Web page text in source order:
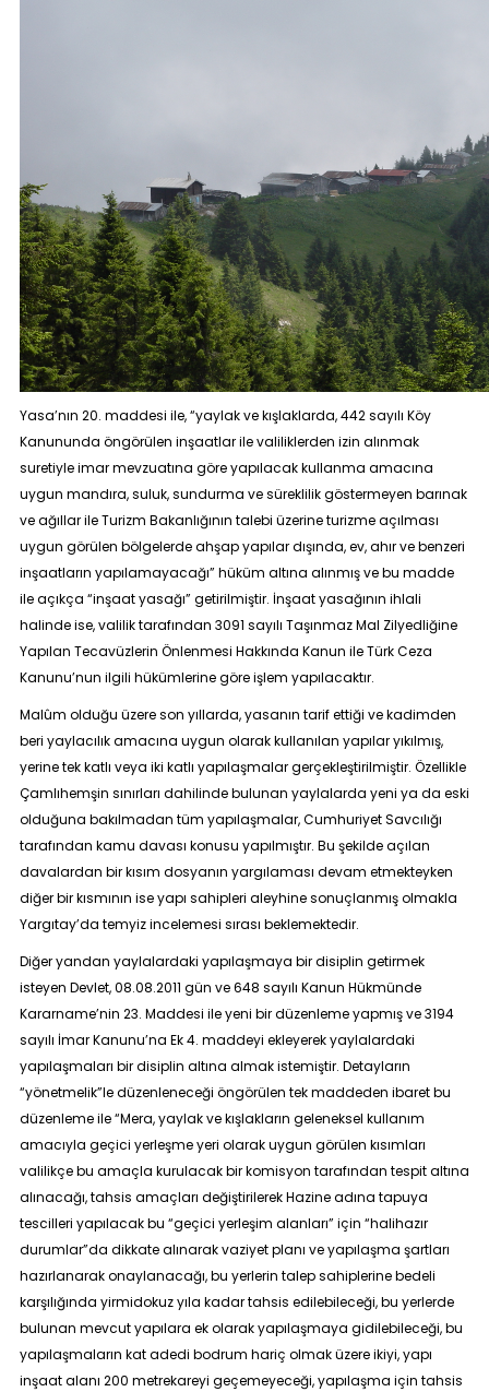
Yasa’nın 20. maddesi ile,“yaylak ve kışlaklarda, 442 sayılı Köy
Kanununda öngörülen inşaatlar ile valiliklerden izin alınmak
suretiyle imar mevzuatına göre yapılacak kullanma amacına
uygun mandıra, suluk, sundurma ve süreklilik göstermeyen barınak
ve ağıllar ile Turizm Bakanlığının talebi üzerine turizme açılması
uygun görülen bölgelerde ahşap yapılar dışında, ev, ahır ve benzeri
inşaatların yapılamayacağı” hüküm altına alınmış ve bu madde
ile açıkça “inşaat yasağı” getirilmiştir. İnşaat yasağının ihlali
halinde ise, valilik tarafından 3091 sayılı Taşınmaz Mal Zilyedliğine
Yapılan Tecavüzlerin Önlenmesi Hakkında Kanun ile Türk Ceza
Kanunu’nun ilgili hükümlerine göre işlem yapılacaktır.
Malûm olduğu üzere son yıllarda, yasanın tarif ettiği ve kadimden
beri yaylacılık amacına uygun olarak kullanılan yapılar yıkılmış,
yerine tek katlı veya iki katlı yapılaşmalar gerçekleştirilmiştir. Özellikle
Çamlıhemşin sınırları dahilinde bulunan yaylalarda yeni ya da eski
olduğuna bakılmadan tüm yapılaşmalar, Cumhuriyet Savcılığı
tarafından kamu davası konusu yapılmıştır. Bu şekilde açılan
davalardan bir kısım dosyanın yargılaması devam etmekteyken
diğer bir kısmının ise yapı sahipleri aleyhine sonuçlanmış olmakla
Yargıtay’da temyiz incelemesi sırası beklemektedir.
Diğer yandan yaylalardaki yapılaşmaya bir disiplin getirmek
isteyen Devlet, 08.08.2011 gün ve 648 sayılı Kanun Hükmünde
Kararname’nin 23. Maddesi ile yeni bir düzenleme yapmış ve 3194
sayılı İmar Kanunu’na Ek 4. maddeyi ekleyerek yaylalardaki
yapılaşmaları bir disiplin altına almak istemiştir. Detayların
“yönetmelik”le düzenleneceği öngörülen tek maddeden ibaret bu
düzenleme ile “Mera, yaylak ve kışlakların geleneksel kullanım
amacıyla geçici yerleşme yeri olarak uygun görülen kısımları
valilikçe bu amaçla kurulacak bir komisyon tarafından tespit altına
alınacağı, tahsis amaçları değiştirilerek Hazine adına tapuya
tescilleri yapılacak bu “geçici yerleşim alanları” için “halihazır
durumlar”da dikkate alınarak vaziyet planı ve yapılaşma şartları
hazırlanarak onaylanacağı, bu yerlerin talep sahiplerine bedeli
karşılığında yirmidokuz yıla kadar tahsis edilebileceği, bu yerlerde
bulunan mevcut yapılara ek olarak yapılaşmaya gidilebileceği, bu
yapılaşmaların kat adedi bodrum hariç olmak üzere ikiyi, yapı
inşaat alanı 200 metrekareyi geçemeyeceği, yapılaşma için tahsis